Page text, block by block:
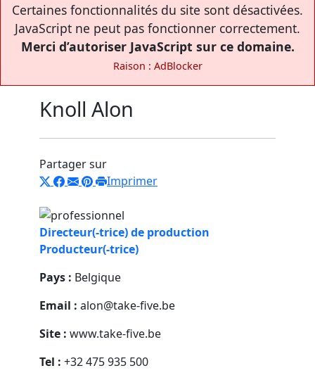
Certaines fonctionnalités du site sont désactivées.
JavaScript ne peut pas fonctionner correctement.
Merci d’autoriser JavaScript sur ce domaine.
Raison : AdBlocker
Knoll Alon
Partager sur
Imprimer
Directeur(-trice) de production
Producteur(-trice)
Pays : Belgique
Email : alon@take-five.be
Site : www.take-five.be
Tel : +32 475 935 500